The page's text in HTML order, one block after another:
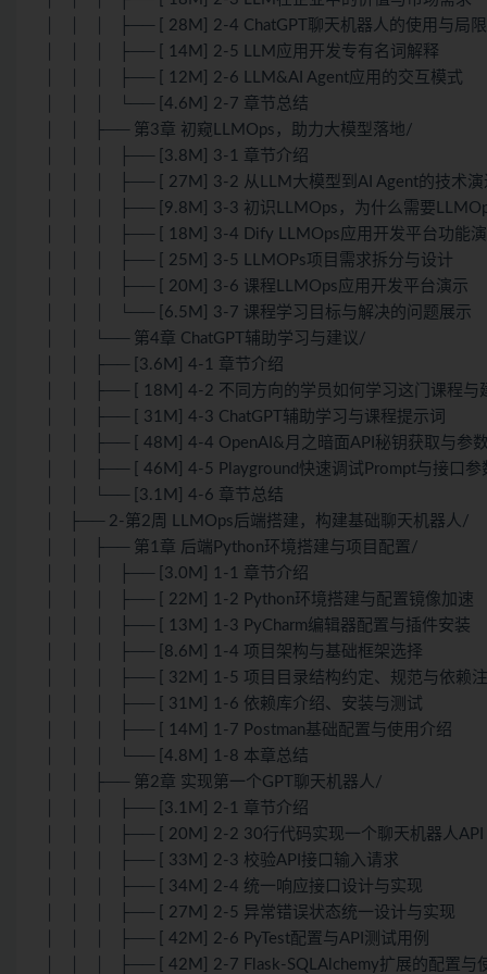
│ │ │ ├── [ 28M] 2-4 ChatGPT聊天机器人的使用与局
│ │ │ ├── [ 14M] 2-5 LLM应用开发专有名词解释
│ │ │ ├── [ 12M] 2-6 LLM&AI Agent应用的交互模式
│ │ │ └── [4.6M] 2-7 章节总结
│ │ ├── 第3章 初窥LLMOps，助力大模型落地/
│ │ │ ├── [3.8M] 3-1 章节介绍
│ │ │ ├── [ 27M] 3-2 从LLM大模型到AI Agent的技术演
│ │ │ ├── [9.8M] 3-3 初识LLMOps，为什么需要
│ │ │ ├── [ 18M] 3-4 Dify LLMOps应用开发平台功能演
│ │ │ ├── [ 25M] 3-5 LLMOPs项目需求拆分与设计
│ │ │ ├── [ 20M] 3-6 课程LLMOps应用开发平台演示
│ │ │ └── [6.5M] 3-7 课程学习目标与解决的问题展示
│ │ └── 第4章 ChatGPT辅助学习与建议/
│ │ ├── [3.6M] 4-1 章节介绍
│ │ ├── [ 18M] 4-2 不同方向的学员如何学习这门课程与
│ │ ├── [ 31M] 4-3 ChatGPT辅助学习与课程提示词
│ │ ├── [ 48M] 4-4 OpenAI&月之暗面API秘钥获取与参
│ │ ├── [ 46M] 4-5 Playground快速调试Prompt与接口参
│ │ └── [3.1M] 4-6 章节总结
│ ├── 2-第2周 LLMOps后端搭建，构建基础聊天机器人/
│ │ ├── 第1章 后端Python环境搭建与项目配置/
│ │ │ ├── [3.0M] 1-1 章节介绍
│ │ │ ├── [ 22M] 1-2 Python环境搭建与配置镜像加速
│ │ │ ├── [ 13M] 1-3 PyCharm编辑器配置与插件安装
│ │ │ ├── [8.6M] 1-4 项目架构与基础框架选择
│ │ │ ├── [ 32M] 1-5 项目目录结构约定、规范与依赖
│ │ │ ├── [ 31M] 1-6 依赖库介绍、安装与测试
│ │ │ ├── [ 14M] 1-7 Postman基础配置与使用介绍
│ │ │ └── [4.8M] 1-8 本章总结
│ │ ├── 第2章 实现第一个GPT聊天机器人/
│ │ │ ├── [3.1M] 2-1 章节介绍
│ │ │ ├── [ 20M] 2-2 30行代码实现一个聊天机器人API
│ │ │ ├── [ 33M] 2-3 校验API接口输入请求
│ │ │ ├── [ 34M] 2-4 统一响应接口设计与实现
│ │ │ ├── [ 27M] 2-5 异常错误状态统一设计与实现
│ │ │ ├── [ 42M] 2-6 PyTest配置与API测试用例
│ │ │ ├── [ 42M] 2-7 Flask-SQLAlchemy扩展的配置与